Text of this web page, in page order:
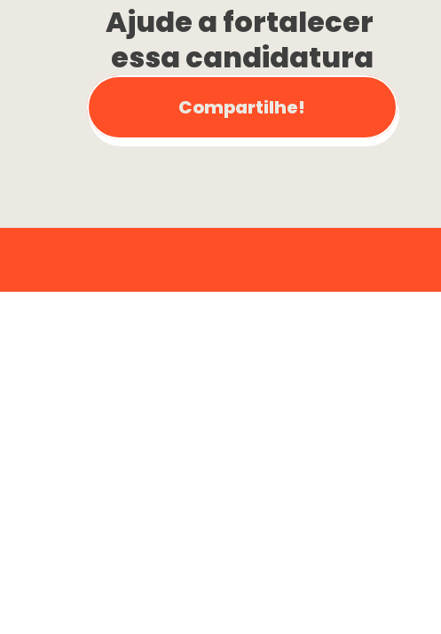
Ajude a fortalecer
essa candidatura
Compartilhe!